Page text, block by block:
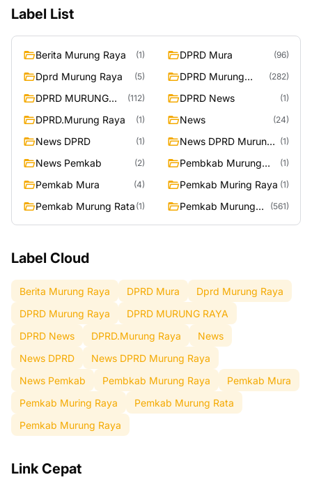
Label List
Berita Murung Raya (1) DPRD Mura (96)
Dprd Murung Raya (5)
DPRD Murung
(282)
DPRD MURUNG
(112) DPRD News (1)
DPRD.Murung Raya (1) News (24)
News DPRD (1)
News DPRD Murung
(1)
News Pemkab (2)
Pembkab Murung
(1)
Pemkab Mura (4) Pemkab Muring Raya (1)
Pemkab Murung Rata (1)
Pemkab Murung
(561)
Label Cloud
Berita Murung Raya DPRD Mura
Dprd Murung Raya
DPRD Murung Raya
DPRD MURUNG RAYA
DPRD News
DPRD.Murung Raya
News
News DPRD
News DPRD Murung Raya
News Pemkab
Pembkab Murung Raya
Pemkab Mura
Pemkab Muring Raya
Pemkab Murung Rata
Pemkab Murung Raya
Link Cepat